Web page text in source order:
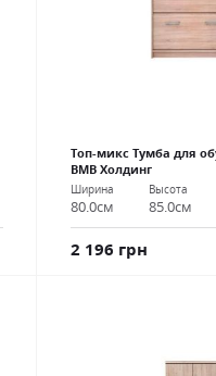
Топ-микс Тумба для
ВМВ Холдинг
Ширина
80.0см
Высота
85.0см
2 196 грн